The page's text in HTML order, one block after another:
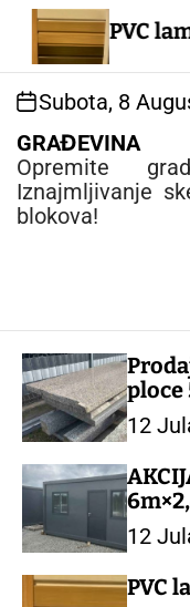
c
PVC lamperija
Subota, 8
GRAĐEVINA
Opremite
Iznajmljivanje
blokova!
ploce
12
12
PVC